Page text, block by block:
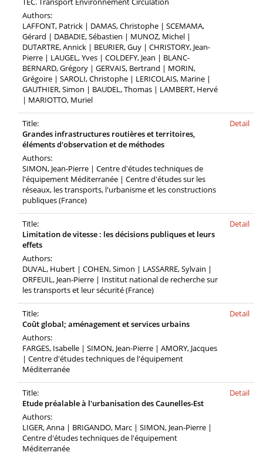
Authors:
LAFFONT, Patrick | DAMAS, Christophe | SCEMAMA,
Gérard | DABADIE, Sébastien | MUNOZ, Michel |
DUTARTRE, Annick | BEURIER, Guy | CHRISTORY, Jean-
Pierre | LAUGEL, Yves | COLDEFY, Jean | BLANC-
BERNARD, Grégory | GERVAIS, Bertrand | MORIN,
Grégoire | SAROLI, Christophe | LERICOLAIS, Marine |
GAUTHIER, Simon | BAUDEL, Thomas | LAMBERT, Hervé
| MARIOTTO, Muriel
Title:
Grandes infrastructures routières et territoires,
éléments d'observation et de méthodes
Authors:
SIMON, Jean-Pierre | Centre d'études techniques de
l'équipement Méditerranée | Centre d'études sur les
réseaux, les transports, l'urbanisme et les constructions
publiques (France)
Detail
Title:
Limitation de vitesse : les décisions publiques et leurs
effets
Authors:
DUVAL, Hubert | COHEN, Simon | LASSARRE, Sylvain |
ORFEUIL, Jean-Pierre | Institut national de recherche sur
les transports et leur sécurité (France)
Detail
Title:
Coût global; aménagement et services urbains
Authors:
FARGES, Isabelle | SIMON, Jean-Pierre | AMORY, Jacques
| Centre d'études techniques de l'équipement
Méditerranée
Detail
Title:
Etude préalable à l'urbanisation des Caunelles-Est
Authors:
LIGER, Anna | BRIGANDO, Marc | SIMON, Jean-Pierre |
Centre d'études techniques de l'équipement
Méditerranée
Detail